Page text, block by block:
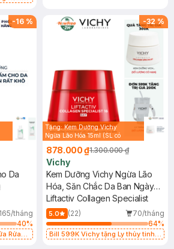
-16 %
Da
165/tháng
40%
Rửa
-32 %
Tặng: Kem Dưỡng Vichy
Ngừa Lão Hóa 15ml (SL có
878.000 ₫1.300.000 ₫
Vichy
Kem Dưỡng Vichy Ngừa Lão
Hóa, Săn Chắc Da Ban Ngày
50ml
Liftactiv Collagen Specialist
5.0 (22)
70/tháng
64%
Bill 599K Vichy tặng Ly thủy tinh